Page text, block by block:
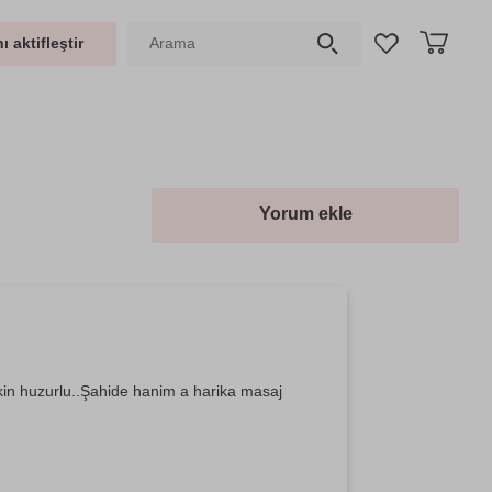
aktifleştir
Yorum ekle
huzurlu..Şahide hanim a harika masaj